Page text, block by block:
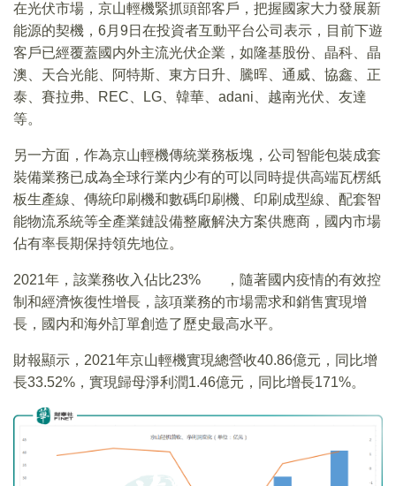
在光伏市場，京山輕機緊抓頭部客戶，把握國家大力發展新
能源的契機，6月9日在投資者互動平台公司表示，目前下遊
客戶已經覆蓋國内外主流光伏企業，如隆基股份、晶科、晶
澳、天合光能、阿特斯、東方日升、騰晖、通威、協鑫、正
泰、賽拉弗、REC、LG、韓華、adani、越南光伏、友達
等。
另一方面，作為京山輕機傳統業務板塊，公司智能包裝成套
裝備業務已成為全球行業内少有的可以同時提供高端瓦楞紙
板生產線、傳統印刷機和數碼印刷機、印刷成型線、配套智
能物流系統等全產業鏈設備整廠解決方案供應商，國内市場
佔有率長期保持領先地位。
2021年，該業務收入佔比23% ，隨著國内疫情的有效控
制和經濟恢復性增長，該項業務的市場需求和銷售實現增
長，國内和海外訂單創造了歷史最高水平。
財報顯示，2021年京山輕機實現總營收40.86億元，同比增
長33.52%，實現歸母淨利潤1.46億元，同比增長171%。